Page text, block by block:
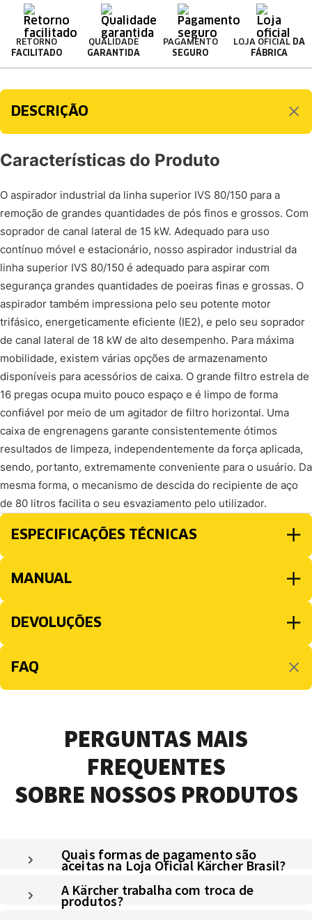
RETORNO
FACILITADO
QUALIDADE
GARANTIDA
PAGAMENTO
SEGURO
LOJA OFICIAL DA
FÁBRICA
DESCRIÇÃO
Características do Produto
O aspirador industrial da linha superior IVS 80/150 para a
remoção de grandes quantidades de pós finos e grossos. Com
soprador de canal lateral de 15 kW. Adequado para uso
contínuo móvel e estacionário, nosso aspirador industrial da
linha superior IVS 80/150 é adequado para aspirar com
segurança grandes quantidades de poeiras finas e grossas. O
aspirador também impressiona pelo seu potente motor
trifásico, energeticamente eficiente (IE2), e pelo seu soprador
de canal lateral de 18 kW de alto desempenho. Para máxima
mobilidade, existem várias opções de armazenamento
disponíveis para acessórios de caixa. O grande filtro estrela de
16 pregas ocupa muito pouco espaço e é limpo de forma
confiável por meio de um agitador de filtro horizontal. Uma
caixa de engrenagens garante consistentemente ótimos
resultados de limpeza, independentemente da força aplicada,
sendo, portanto, extremamente conveniente para o usuário. Da
mesma forma, o mecanismo de descida do recipiente de aço
de 80 litros facilita o seu esvaziamento pelo utilizador.
ESPECIFICAÇÕES TÉCNICAS
MANUAL
DEVOLUÇÕES
FAQ
PERGUNTAS MAIS
FREQUENTES
SOBRE NOSSOS PRODUTOS
Quais formas de pagamento são
aceitas na Loja Oficial Kärcher Brasil?
A Kärcher trabalha com troca de
produtos?